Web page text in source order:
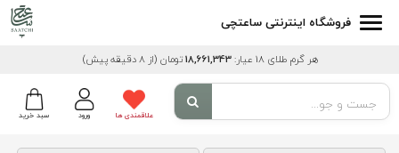
فروشگاه اینترنتی ساعتچی
هر گرم طلای 18 عیار: 18,661,343 تومان (از 8 دقیقه پیش)
سبد خرید ورود علاقمندی ها